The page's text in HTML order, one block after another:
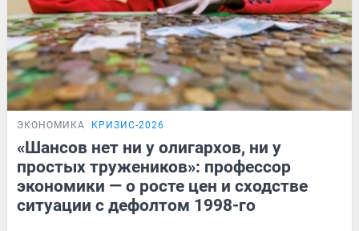
ЭКОНОМИКА КРИЗИС-2026
«Шансов нет ни у олигархов, ни у
простых тружеников»: профессор
экономики — о росте цен и сходстве
ситуации с дефолтом 1998-го